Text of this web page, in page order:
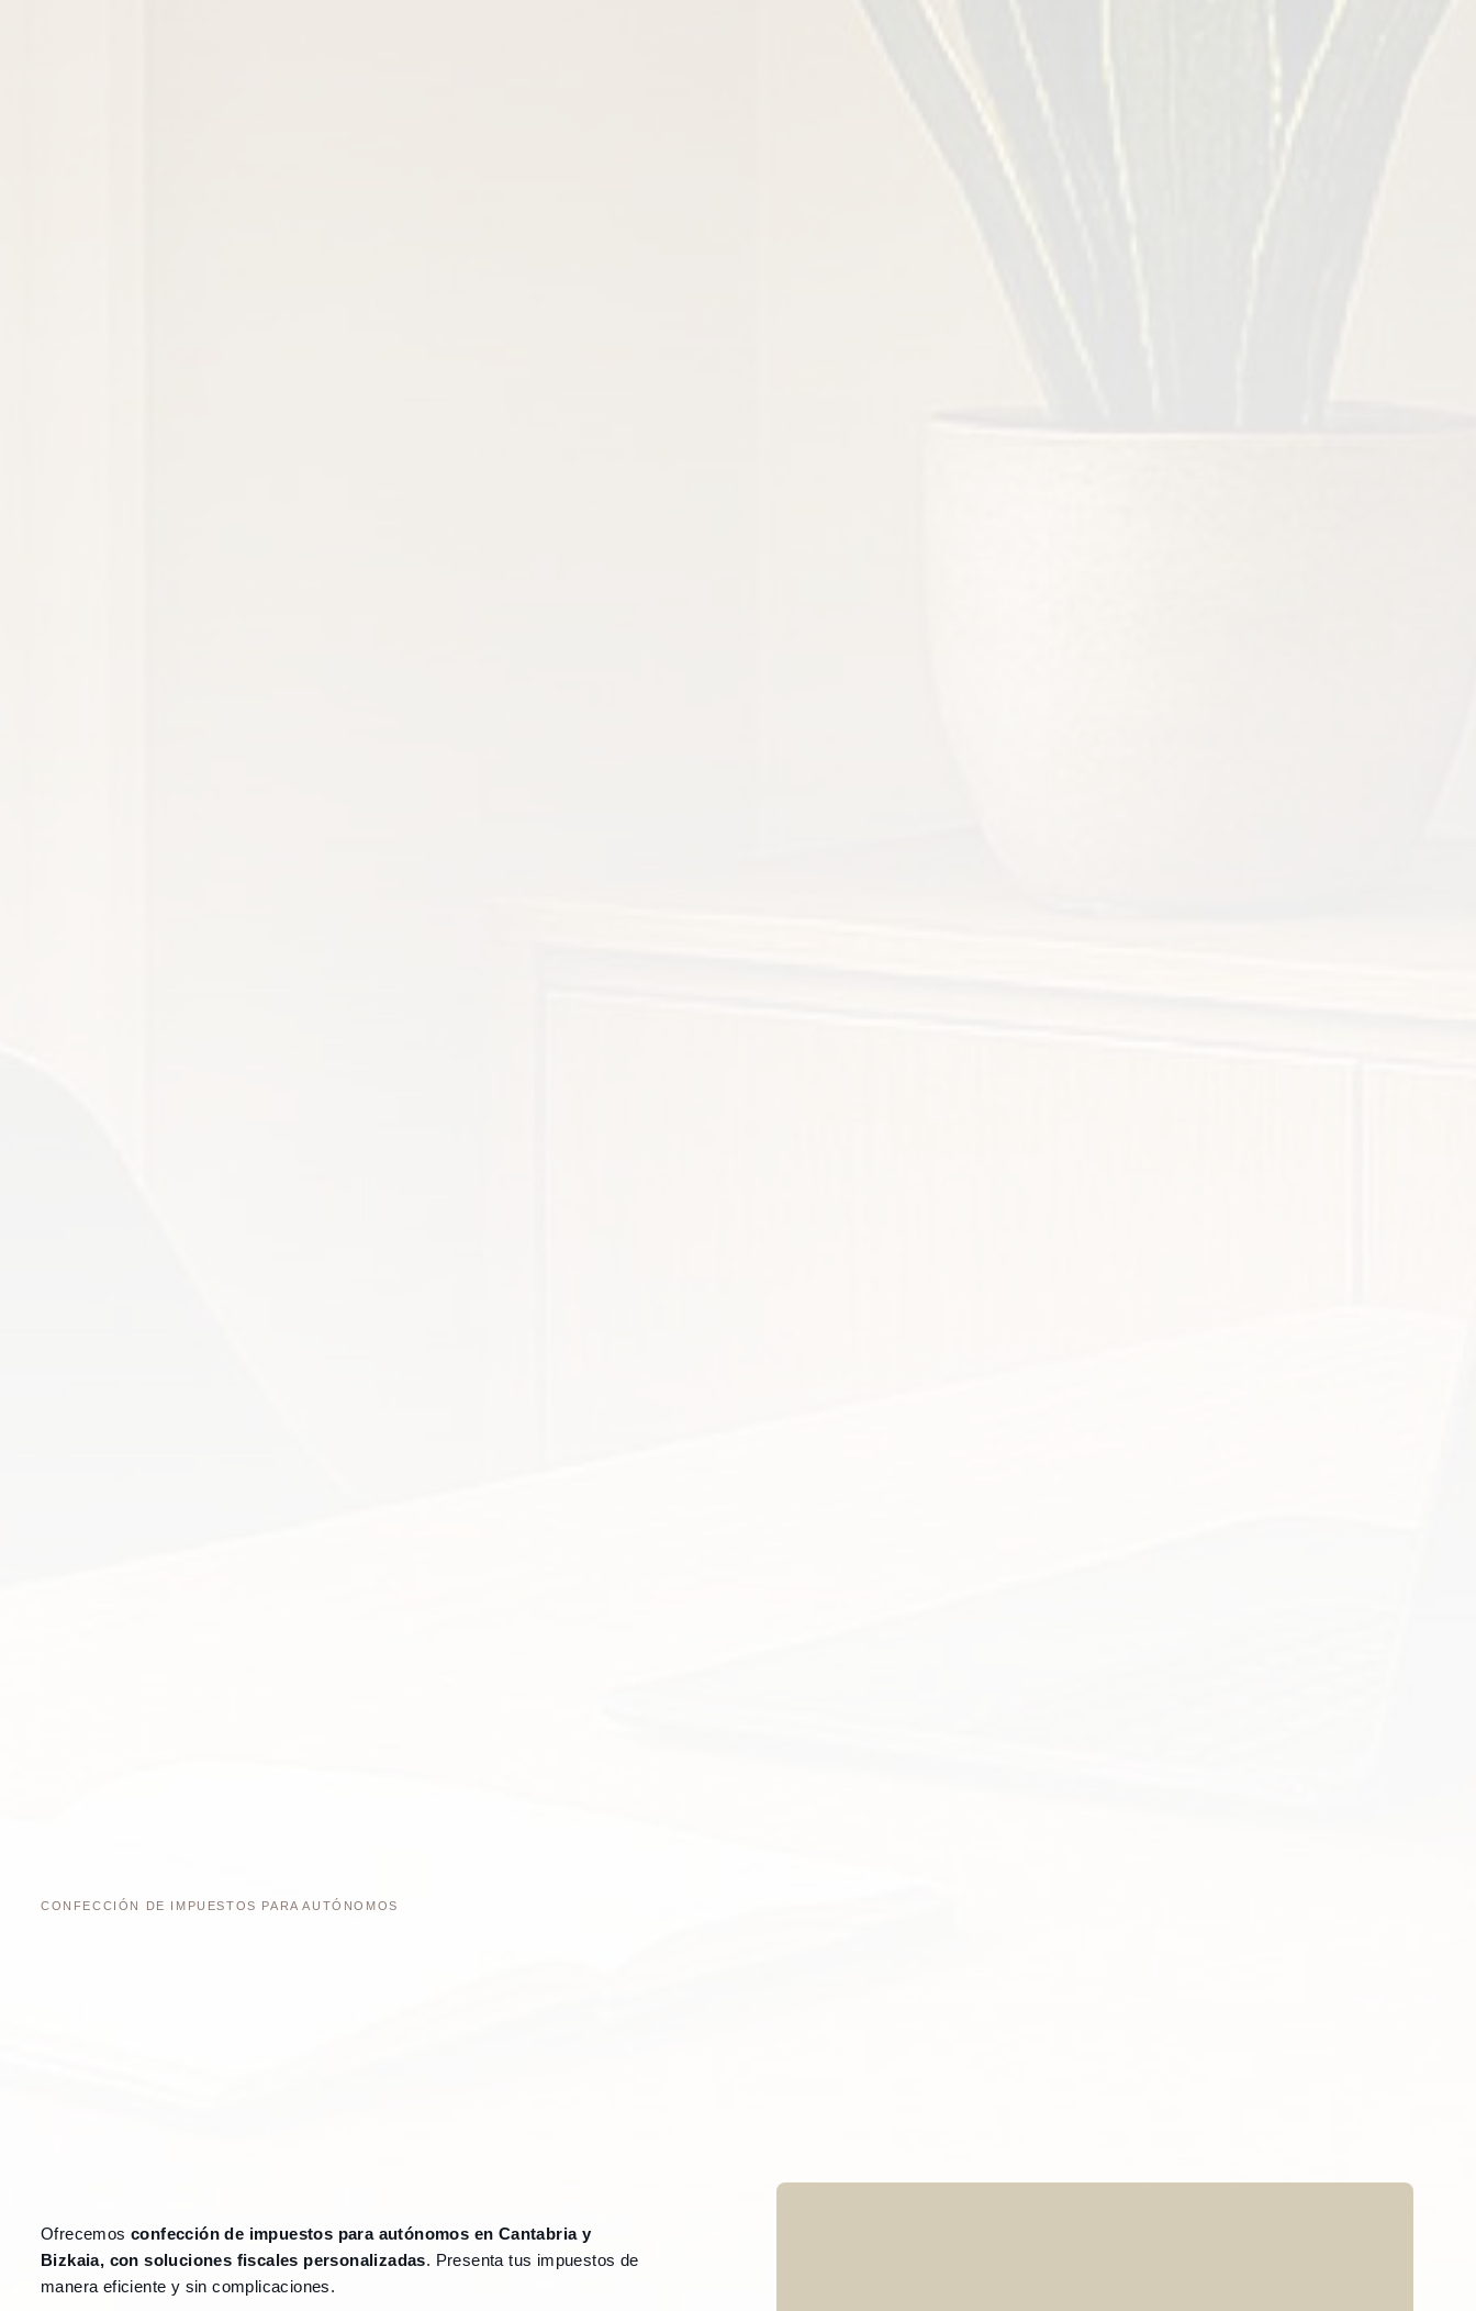
CONFECCIÓN DE IMPUESTOS PARA AUTÓNOMOS
Ofrecemos confección de impuestos para autónomos en Cantabria y
Bizkaia, con soluciones fiscales personalizadas. Presenta tus impuestos de
manera eficiente y sin complicaciones.